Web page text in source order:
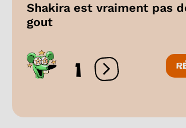
Shakira est vraiment pas
gout
1 Ouvrir les